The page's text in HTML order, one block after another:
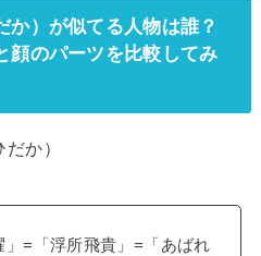
か）が似てる人物は誰？
顔のパーツを比較してみ
か）
」=「浮所飛貴」=「あばれ